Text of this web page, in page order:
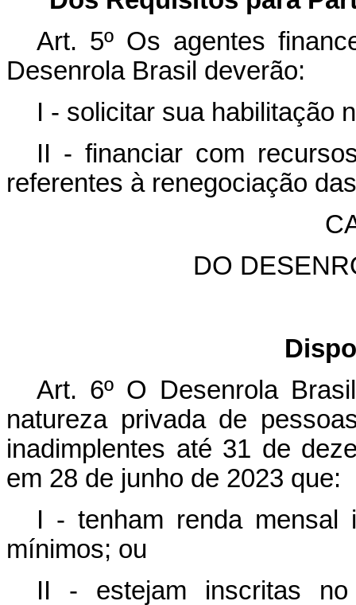
Art. 5º Os agentes
Desenrola Brasil deverão:
I - solicitar sua habilitação
II - financiar com
referentes à renegociação
DO
Art. 6º O Desenrola
natureza privada de
inadimplentes até 31 de
em 28 de junho de 2023 que:
I - tenham renda mensal
mínimos; ou
II - estejam inscritas no